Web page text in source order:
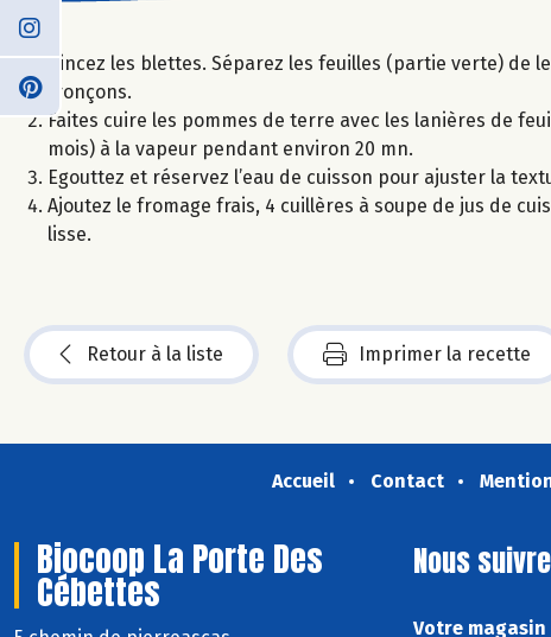
Rincez les blettes. Séparez les feuilles (partie verte) de
tronçons.
Faites cuire les pommes de terre avec les lanières de
mois) à la vapeur pendant environ 20 mn.
Egouttez et réservez l’eau de cuisson pour ajuster la
Ajoutez le fromage frais, 4 cuillères à soupe de jus de
lisse.
Retour à la liste Imprimer la recette
Accueil Contact
Biocoop La Porte Des
Cébettes
Nous
Votre magasin